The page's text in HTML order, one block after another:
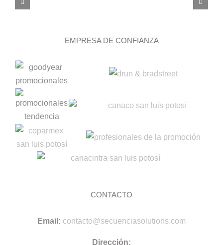
EMPRESA DE CONFIANZA
CONTACTO
Email: contacto@secuenciasolutions.com
Dirección: